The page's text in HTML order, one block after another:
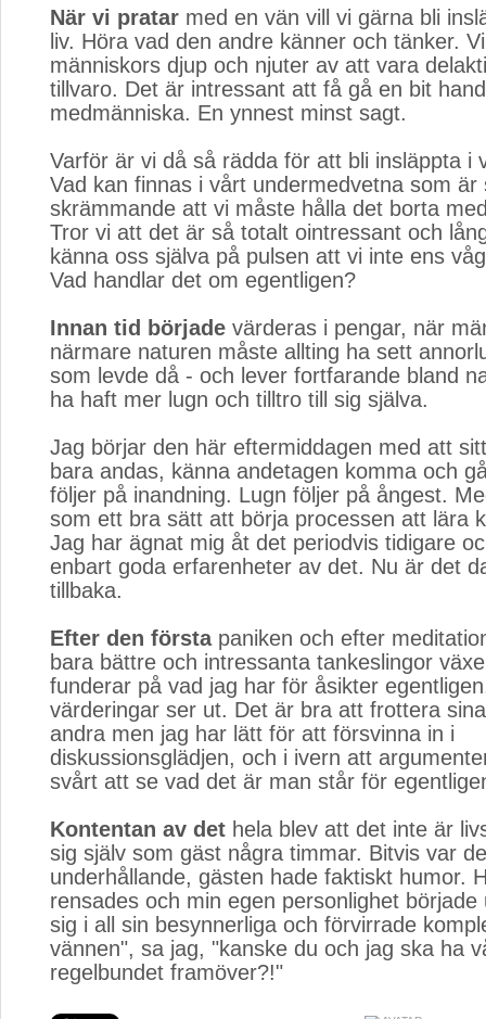
När vi pratar med en vän vill vi gärna bli
liv. Höra vad den andre känner och tänker.
människors djup och njuter av att vara
tillvaro. Det är intressant att få gå en bit
medmänniska. En ynnest minst sagt.
Varför är vi då så rädda för att bli insläppta i
Vad kan finnas i vårt undermedvetna som är
skrämmande att vi måste hålla det borta
Tror vi att det är så totalt ointressant och
känna oss själva på pulsen att vi inte ens
Vad handlar det om egentligen?
Innan tid började värderas i pengar, när
närmare naturen måste allting ha sett
som levde då - och lever fortfarande bland
ha haft mer lugn och tilltro till sig själva.
Jag börjar den här eftermiddagen med att
bara andas, känna andetagen komma och
följer på inandning. Lugn följer på ångest.
som ett bra sätt att börja processen att lära
Jag har ägnat mig åt det periodvis tidigare
enbart goda erfarenheter av det. Nu är det
tillbaka.
Efter den förstapaniken och efter
bara bättre och intressanta tankeslingor
funderar på vad jag har för åsikter
värderingar ser ut. Det är bra att frottera
andra men jag har lätt för att försvinna in i
diskussionsglädjen, och i ivern att
svårt att se vad det är man står för
Kontentan av det hela blev att det inte är
sig själv som gäst några timmar. Bitvis var
underhållande, gästen hade faktiskt humor.
rensades och min egen personlighet började
sig i all sin besynnerliga och förvirrade
vännen", sa jag, "kanske du och jag ska ha
regelbundet framöver?!"